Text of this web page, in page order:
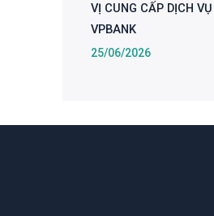
VỊ CUNG CẤP DỊCH
VPBANK
25/06/2026